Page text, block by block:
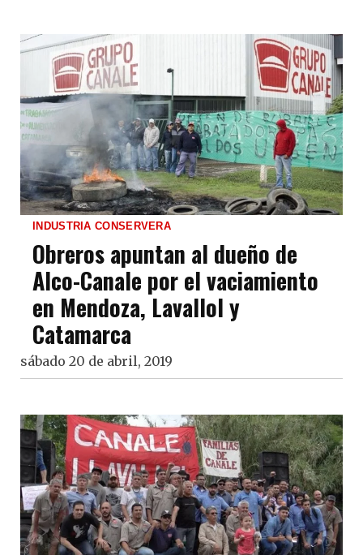
INDUSTRIA CONSERVERA
Obreros apuntan al dueño de
Alco-Canale por el vaciamiento
en Mendoza, Lavallol y
Catamarca
sábado 20 de abril, 2019